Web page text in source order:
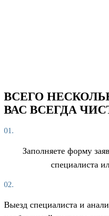
ВСЕГО
ВАС ВСЕГДА
01.
Заполняете форму
специалиста
02.
Выезд специалиста и